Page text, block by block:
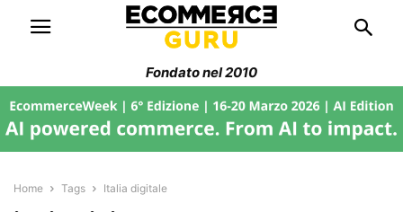
Fondato nel 2010
Home Tags Italia digitale